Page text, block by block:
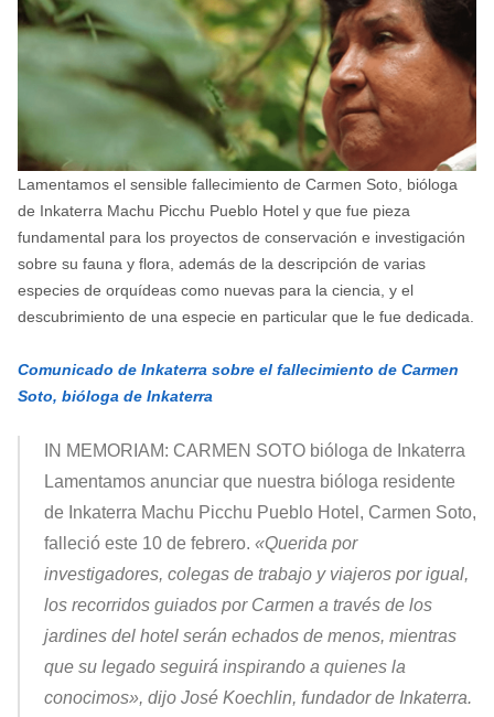
Lamentamos el sensible fallecimiento de Carmen Soto, bióloga
de Inkaterra Machu Picchu Pueblo Hotel y que fue pieza
fundamental para los proyectos de conservación e investigación
sobre su fauna y flora, además de la descripción de varias
especies de orquídeas como nuevas para la ciencia, y el
descubrimiento de una especie en particular que le fue dedicada.
Comunicado de Inkaterra sobre el fallecimiento de Carmen
Soto, bióloga de Inkaterra
IN MEMORIAM: CARMEN SOTO bióloga de Inkaterra
Lamentamos anunciar que nuestra bióloga residente
de Inkaterra Machu Picchu Pueblo Hotel, Carmen Soto,
falleció este 10 de febrero. «Querida por
investigadores, colegas de trabajo y viajeros por igual,
los recorridos guiados por Carmen a través de los
jardines del hotel serán echados de menos, mientras
que su legado seguirá inspirando a quienes la
conocimos», dijo José Koechlin, fundador de Inkaterra.